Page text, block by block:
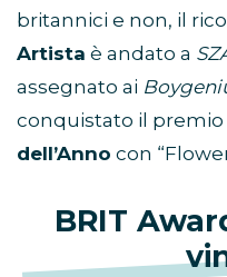
britannici e non, il
Artista è andato a
assegnato ai
conquistato il premio
dell’Anno con
BRIT